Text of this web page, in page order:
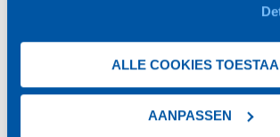
ALLE COOKIES
AANPASSEN
Allergen clear filter tegen pollen,
Fluisterstille werking vanaf 21 dB(A)
Auto-restart na spanninguitval